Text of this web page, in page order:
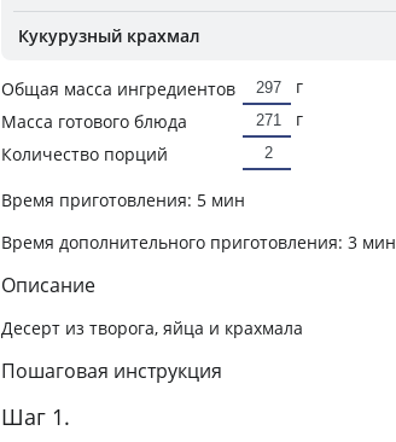
Кукурузный крахмал
Общая масса ингредиентов
г
Масса готового блюда
г
Количество порций
Время приготовления: 5 мин
Время дополнительного приготовления: 3 мин
Описание
Десерт из творога, яйца и крахмала
Пошаговая инструкция
Шаг 1.